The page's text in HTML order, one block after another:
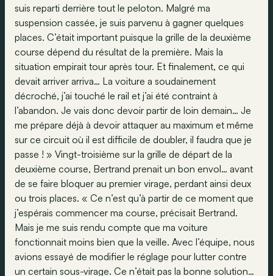
suis reparti derrière tout le peloton. Malgré ma
suspension cassée, je suis parvenu à gagner quelques
places. C’était important puisque la grille de la deuxième
course dépend du résultat de la première. Mais la
situation empirait tour après tour. Et finalement, ce qui
devait arriver arriva… La voiture a soudainement
décroché, j’ai touché le rail et j’ai été contraint à
l’abandon. Je vais donc devoir partir de loin demain… Je
me prépare déjà à devoir attaquer au maximum et même
sur ce circuit où il est difficile de doubler, il faudra que je
passe ! » Vingt-troisième sur la grille de départ de la
deuxième course, Bertrand prenait un bon envol… avant
de se faire bloquer au premier virage, perdant ainsi deux
ou trois places. « Ce n’est qu’à partir de ce moment que
j’espérais commencer ma course, précisait Bertrand.
Mais je me suis rendu compte que ma voiture
fonctionnait moins bien que la veille. Avec l’équipe, nous
avions essayé de modifier le réglage pour lutter contre
un certain sous-virage. Ce n’était pas la bonne solution…